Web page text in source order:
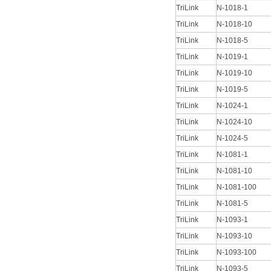
TriLink
N-1018-1
TriLink
N-1018-10
TriLink
N-1018-5
TriLink
N-1019-1
TriLink
N-1019-10
TriLink
N-1019-5
TriLink
N-1024-1
TriLink
N-1024-10
TriLink
N-1024-5
TriLink
N-1081-1
TriLink
N-1081-10
TriLink
N-1081-100
TriLink
N-1081-5
TriLink
N-1093-1
TriLink
N-1093-10
TriLink
N-1093-100
TriLink
N-1093-5